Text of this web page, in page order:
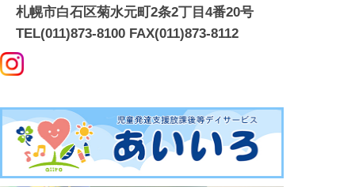
札幌市白石区菊水元町2条2丁目4番20号
TEL(011)873-8100 FAX(011)873-8112